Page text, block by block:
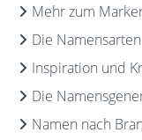
Mehr zum
Die Namensarten
Inspiration und
Die
Namen nach